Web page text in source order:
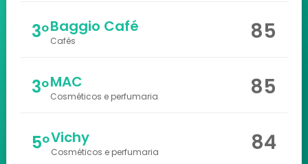
3ºBaggio Café
Cafés 85
3ºMAC
Cosméticos e perfumaria 85
5ºVichy
Cosméticos e perfumaria 84